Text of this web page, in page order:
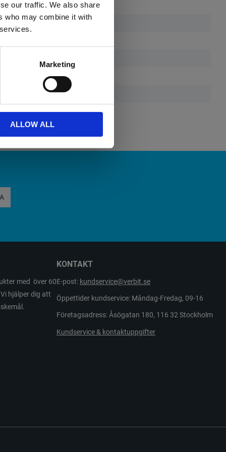
our traffic. We also share
who may combine it with
Marketing
ALLOW ALL
vadderad axelrem
med över 60
hjälper dig att
KONTAKT
E-post: kundservice@verbit.se
Öppettider kundservice: Måndag-Fredag, 09-16
Företagsadress: Åsögatan 180, 116 32 Stockholm
Kundservice & kontaktuppgifter